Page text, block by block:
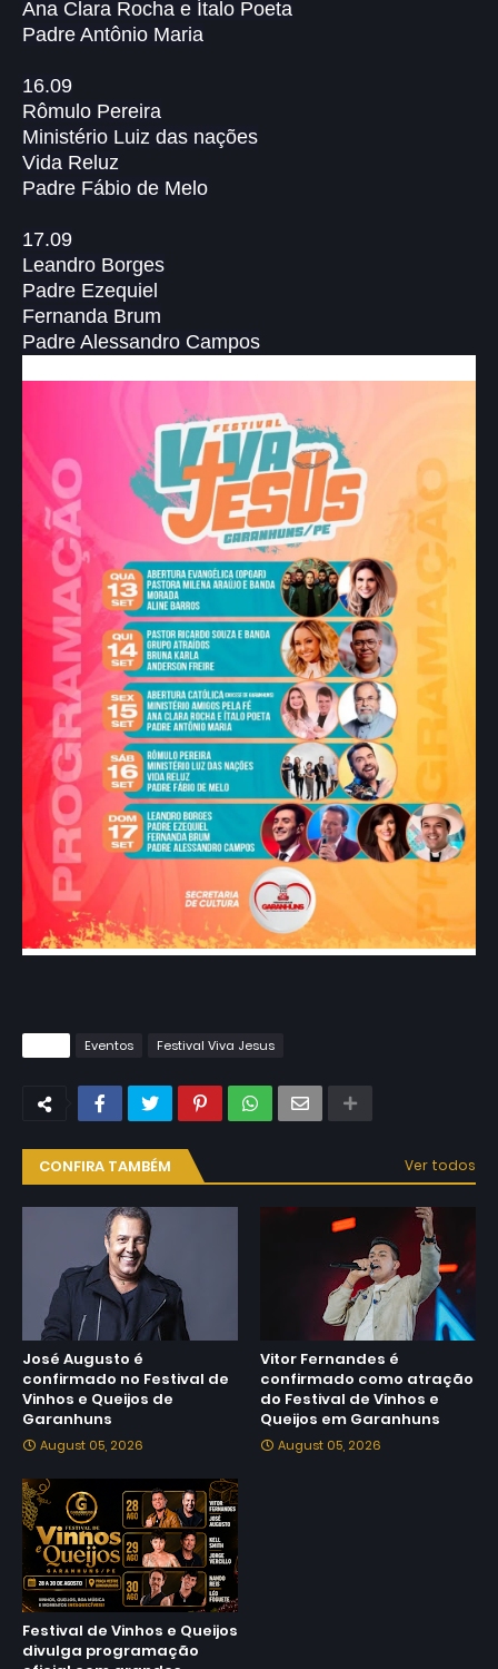
Ana Clara Rocha e Ítalo Poeta
Padre Antônio Maria
16.09
Rômulo Pereira
Ministério Luiz das nações
Vida Reluz
Padre Fábio de Melo
17.09
Leandro Borges
Padre Ezequiel
Fernanda Brum
Padre Alessandro Campos
Eventos Festival Viva Jesus
CONFIRA TAMBÉM Ver todos
José Augusto é
confirmado no Festival de
Vinhos e Queijos de
Garanhuns
August 05, 2026
Vitor Fernandes é
confirmado como atração
do Festival de Vinhos e
Queijos em Garanhuns
August 05, 2026
Festival de Vinhos e Queijos
divulga programação